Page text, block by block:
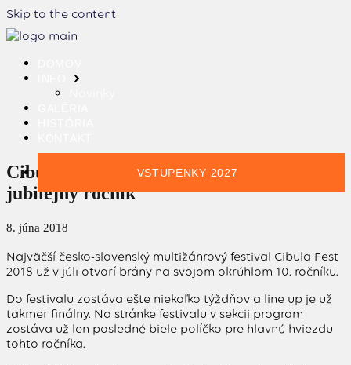
Skip to the content
VSTUPENKY 2027
Cibula Fest 2018 finalizuje program na
jubilejný ročník
8. júna 2018
Najväčší česko-slovenský multižánrový festival Cibula Fest
2018 už v júli otvorí brány na svojom okrúhlom 10. ročníku.
Do festivalu zostáva ešte niekoľko týždňov a line up je už
takmer finálny. Na stránke festivalu v sekcii program
zostáva už len posledné biele políčko pre hlavnú hviezdu
tohto ročníka.